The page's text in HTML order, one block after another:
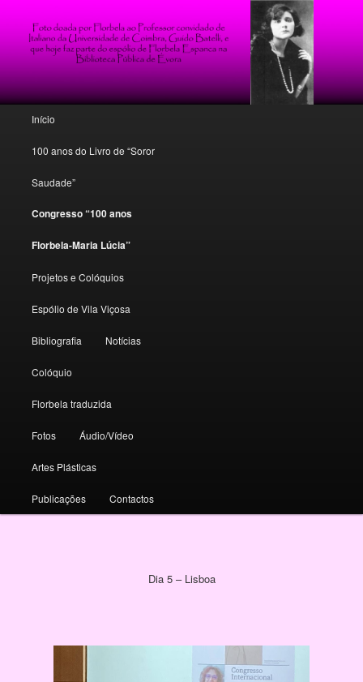
Florbela Espanca: o espólio de um
mito
Saltar para o conteúdo primário
Saltar para o conteúdo secundário
Início
100 anos do Livro de “Soror
Saudade”
Congresso “100 anos
Florbela-Maria Lúcia”
Projetos e Colóquios
Espólio de Vila Viçosa
Bibliografia Notícias
Colóquio
Florbela traduzida
Fotos Áudio/Vídeo
Artes Plásticas
Publicações Contactos
Dia 5 – Lisboa